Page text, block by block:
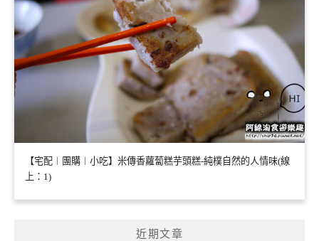
【宅配︱團購︱小吃】米傳香蘿蔔糕芋頭糕-純樸自然的人情味(線
上：1)
近期文章